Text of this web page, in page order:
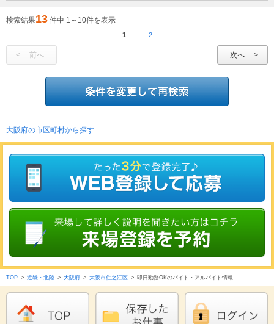
検索結果13 件中 1～10件を表示
1 2
前へ 次へ
大阪府の市区町村から探す
TOP > 近畿・北陸 > 大阪府 > 大阪市住之江区 > 即日勤務OKのバイト・アルバイト情報